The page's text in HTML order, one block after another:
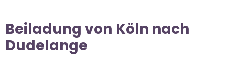
Beiladung von Köln nach
Dudelange